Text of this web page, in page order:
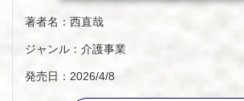
著者名：西直哉
ジャンル：介護事業
発売日：2026/4/8